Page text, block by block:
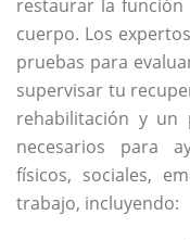
restaurar la
cuerpo. Los
pruebas para
supervisar tu
rehabilitación y un
necesarios para
físicos, sociales,
trabajo, incluyendo: